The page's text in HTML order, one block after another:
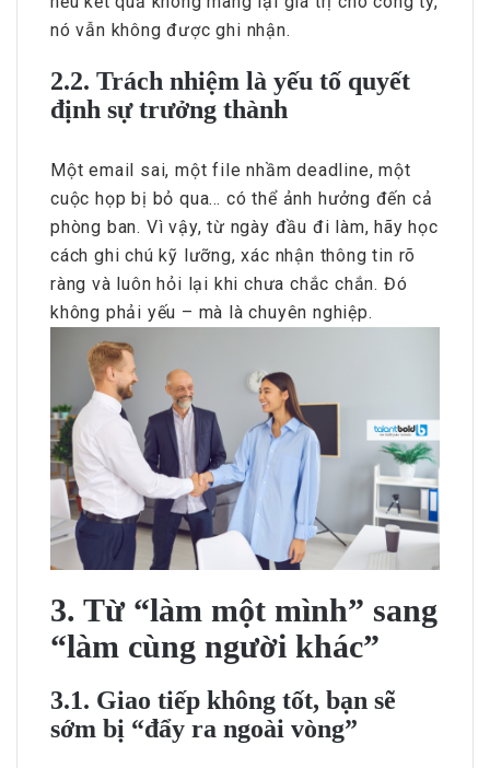
nó vẫn không được ghi nhận.
2.2. Trách nhiệm là yếu tố quyết
định sự trưởng thành
Một email sai, một file nhầm deadline, một
cuộc họp bị bỏ qua… có thể ảnh hưởng đến cả
phòng ban. Vì vậy, từ ngày đầu đi làm, hãy học
cách ghi chú kỹ lưỡng, xác nhận thông tin rõ
ràng và luôn hỏi lại khi chưa chắc chắn. Đó
không phải yếu – mà là chuyên nghiệp.
3. Từ “làm một mình” sang
“làm cùng người khác”
3.1. Giao tiếp không tốt, bạn sẽ
sớm bị “đẩy ra ngoài vòng”